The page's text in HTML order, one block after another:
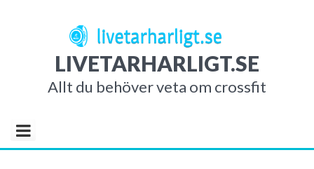
LIVETARHARLIGT.SE
Allt du behöver veta om crossfit